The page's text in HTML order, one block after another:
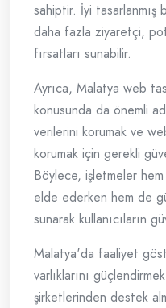
sahiptir. İyi
daha fazla ziyaretçi,
fırsatları sunabilir.
Ayrıca, Malatya web
konusunda da önemli
verilerini korumak ve
korumak için gerekli
Böylece, işletmeler
elde ederken hem de
sunarak kullanıcıların
Malatya'da faaliyet
varlıklarını
şirketlerinden destek